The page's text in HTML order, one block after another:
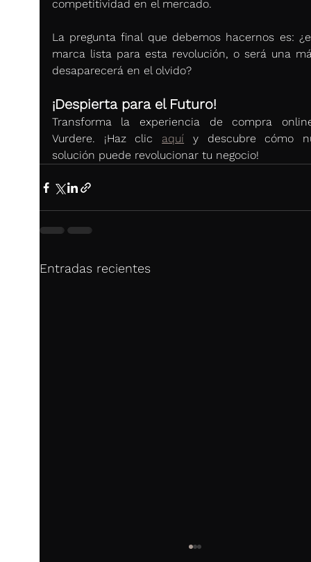
competitividad en el mercado.
La pregunta final que debemos hacernos es:
marca lista para esta revolución, o será una
desaparecerá en el olvido?
¡Despierta para el Futuro!
Transforma la experiencia de compra
Vurdere. ¡Haz clic aquí y descubre cómo
solución puede revolucionar tu negocio!
Entradas recientes